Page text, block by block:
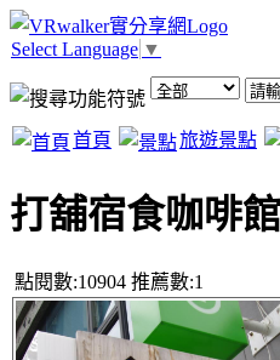
Select Language ▼
首頁 旅遊景點
打舖宿食咖啡館
點閱數:10904 推薦數:1